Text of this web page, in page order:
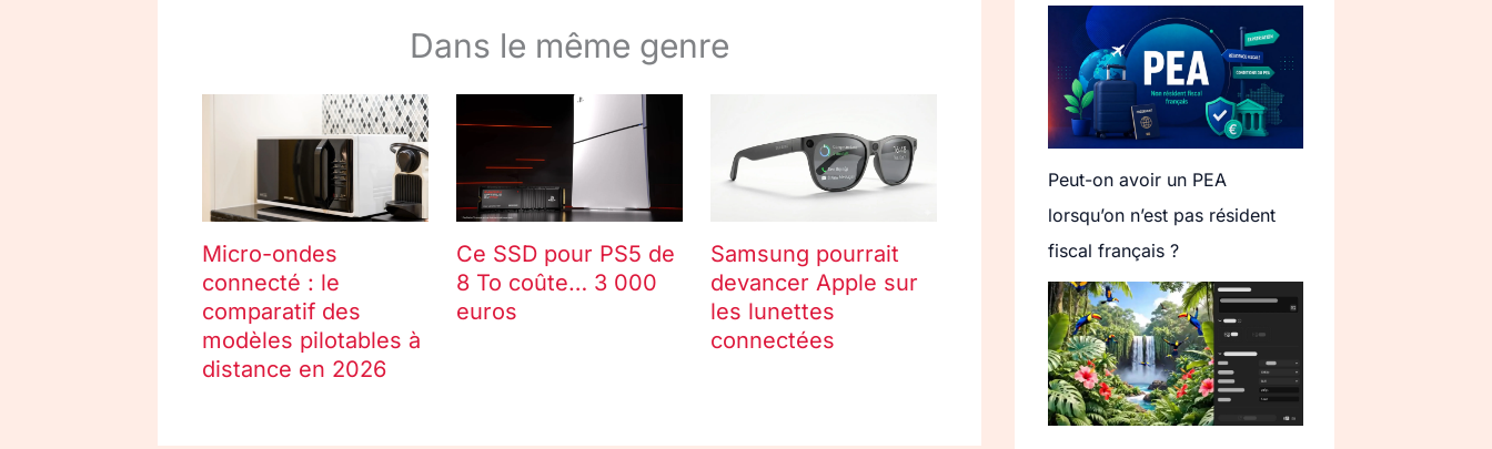
Dans le même genre
Micro-ondes
connecté : le
comparatif des
modèles pilotables à
distance en 2026
Ce SSD pour PS5 de
8 To coûte… 3 000
euros
Samsung pourrait
devancer Apple sur
les lunettes
connectées
Peut-on avoir un PEA
lorsqu’on n’est pas résident
fiscal français ?